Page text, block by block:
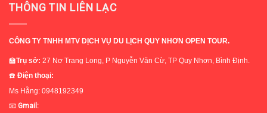
THÔNG TIN LIÊN LẠC
CÔNG TY TNHH MTV DỊCH VỤ DU LỊCH QUY NHƠN OPEN TOUR.
🏫Trụ sở: 27 Nơ Trang Long, P Nguyễn Văn Cừ, TP Quy Nhơn, Bình Định.
☎️ Điện thoại:
Ms Hằng: 0948192349
📧 Gmail: